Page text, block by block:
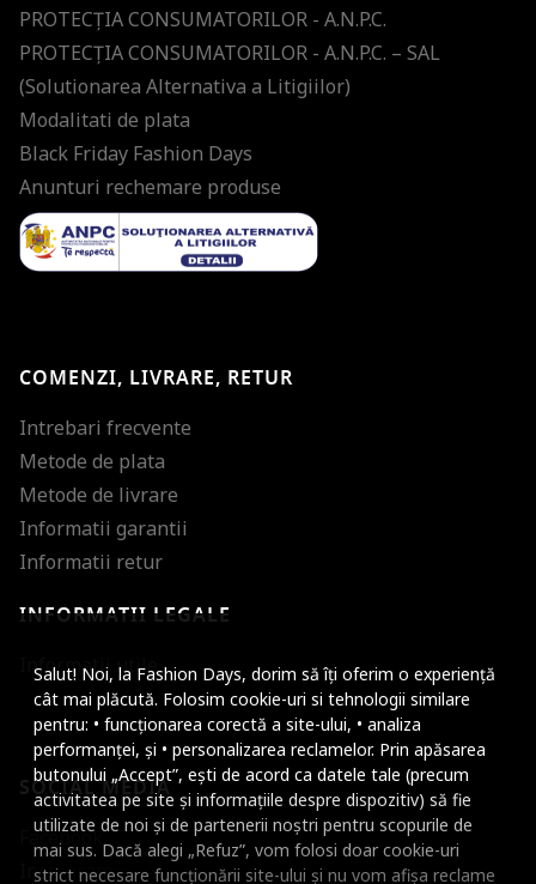
Salut! Noi, la Fashion Days, dorim să îți oferim o experiență
cât mai plăcută. Folosim cookie-uri si tehnologii similare
pentru: • funcționarea corectă a site-ului, • analiza
performanței, și • personalizarea reclamelor. Prin apăsarea
butonului „Accept”, ești de acord ca datele tale (precum
activitatea pe site și informațiile despre dispozitiv) să fie
utilizate de noi și de partenerii noștri pentru scopurile de
mai sus. Dacă alegi „Refuz”, vom folosi doar cookie-uri
strict necesare funcționării site-ului și nu vom afișa reclame
PROTECŢIA CONSUMATORILOR - A.N.P.C.
PROTECŢIA CONSUMATORILOR - A.N.P.C. – SAL
(Solutionarea Alternativa a Litigiilor)
Modalitati de plata
Black Friday Fashion Days
Anunturi rechemare produse
COMENZI, LIVRARE, RETUR
Intrebari frecvente
Metode de plata
Metode de livrare
Informatii garantii
Informatii retur
INFORMATII LEGALE
Informatii utile
SOCIAL MEDIA
Facebook
Instagram
Micsoreaza
Mareste spatierea
Micsoreaza
Mareste inaltimea